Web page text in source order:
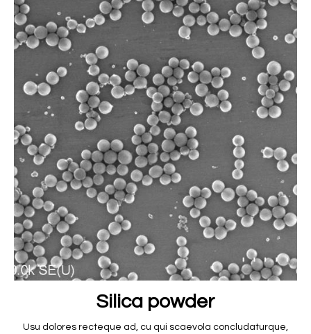
Silica powder
Usu dolores recteque ad, cu qui scaevola concludaturque,